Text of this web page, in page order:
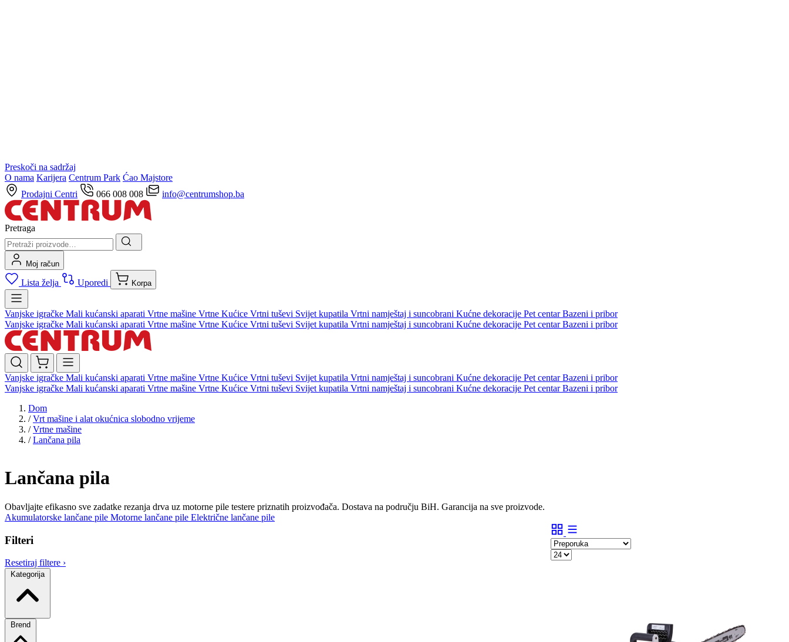
Preskoči na sadržaj
O nama Karijera Centrum Park Ćao Majstore
Prodajni Centri
066 008 008 info@centrumshop.ba
Pretraga
Moj račun
Lista želja Uporedi Korpa
Vanjske igračke Mali kućanski aparati Vrtne mašine Vrtne Kućice Vrtni tuševi Svijet kupatila Vrtni namještaj i suncobrani Kućne dekoracije Pet centarBazeni i pribor
Vanjske igračke Mali kućanski aparati Vrtne mašine Vrtne Kućice Vrtni tuševi Svijet kupatila Vrtni namještaj i suncobrani Kućne dekoracije Pet centarBazeni i pribor
Vanjske igračke Mali kućanski aparati Vrtne mašine Vrtne Kućice Vrtni tuševi Svijet kupatila Vrtni namještaj i suncobrani Kućne dekoracije Pet centarBazeni i pribor
Vanjske igračke Mali kućanski aparati Vrtne mašine Vrtne Kućice Vrtni tuševi Svijet kupatila Vrtni namještaj i suncobrani Kućne dekoracije Pet centarBazeni i pribor
Dom
/ Vrt mašine i alat okućnica slobodno vrijeme
/ Vrtne mašine
/ Lančana pila
Lančana pila
Obavljajte efikasno sve zadatke rezanja drva uz motorne pile testere priznatih proizvođača. Dostava na području BiH. Garancija na sve proizvode.
Akumulatorske lančane pile Motorne lančane pile Električne lančane pile
Filteri
Resetiraj filtere ›
Kategorija
Brend